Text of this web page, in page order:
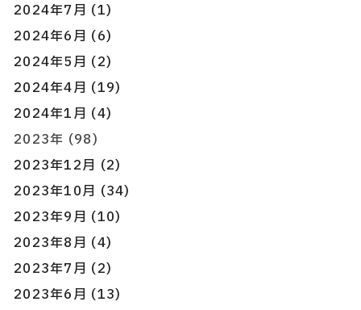
2024年7月 (1)
2024年6月 (6)
2024年5月 (2)
2024年4月 (19)
2024年1月 (4)
2023年 (98)
2023年12月 (2)
2023年10月 (34)
2023年9月 (10)
2023年8月 (4)
2023年7月 (2)
2023年6月 (13)